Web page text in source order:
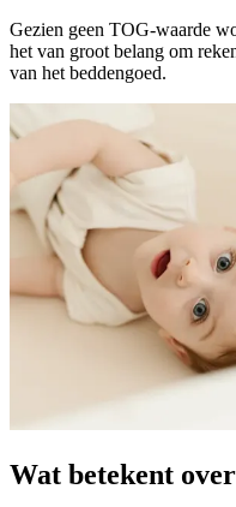
Gezien geen TOG-waarde
het van groot belang om
van het beddengoed.
Wat betekent